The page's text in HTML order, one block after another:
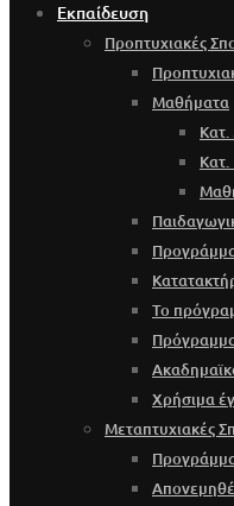
Εκπαίδευση
Προπτυχιακές
Μαθήματα
Το
Χρήσιμα
Μεταπτυχιακές